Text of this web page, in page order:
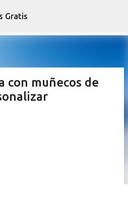
al contenido principal
Gratis
con muñecos de